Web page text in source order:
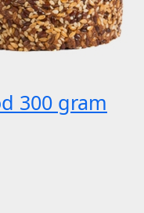
300 gram